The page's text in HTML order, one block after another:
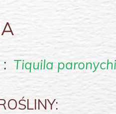
: Tiquila